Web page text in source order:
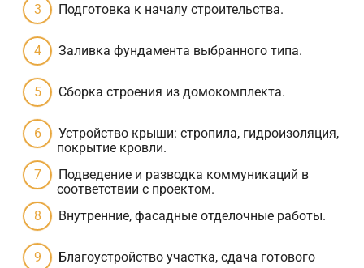
Подготовка к началу строительства.
Заливка фундамента выбранного типа.
Сборка строения из домокомплекта.
Устройство крыши: стропила, гидроизоляция,
покрытие кровли.
Подведение и разводка коммуникаций в
соответствии с проектом.
Внутренние, фасадные отделочные работы.
Благоустройство участка, сдача готового